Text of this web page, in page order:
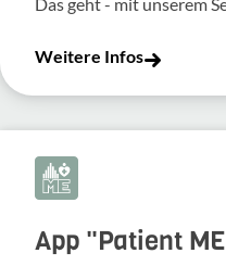
Weitere Infos
App "Patient